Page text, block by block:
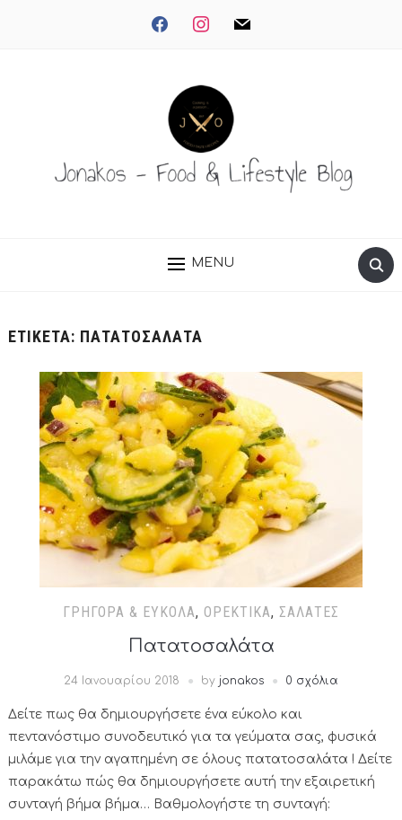
facebookinstagrammail
MENU
ΕΤΙΚΈΤΑ: ΠΑΤΑΤΟΣΑΛΆΤΑ
ΓΡΉΓΟΡΑ & ΕΎΚΟΛΑ, ΟΡΕΚΤΙΚΆ, ΣΑΛΆΤΕΣ
Πατατοσαλάτα
24 Ιανουαρίου 2018 by jonakos 0 σχόλια
Δείτε πως θα δημιουργήσετε ένα εύκολο και
πεντανόστιμο συνοδευτικό για τα γεύματα σας, φυσικά
μιλάμε για την αγαπημένη σε όλους πατατοσαλάτα ! Δείτε
παρακάτω πώς θα δημιουργήσετε αυτή την εξαιρετική
συνταγή βήμα βήμα… Βαθμολογήστε τη συνταγή: